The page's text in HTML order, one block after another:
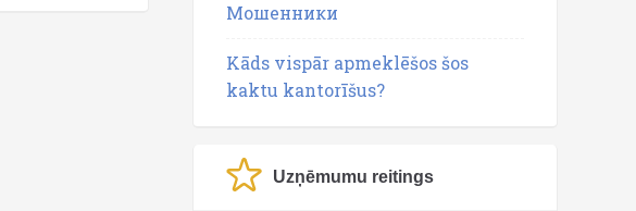
Мошенники
Kāds vispār apmeklēšos šos
kaktu kantorīšus?
Uzņēmumu reitings